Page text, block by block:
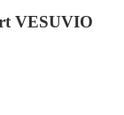
VESUVIO